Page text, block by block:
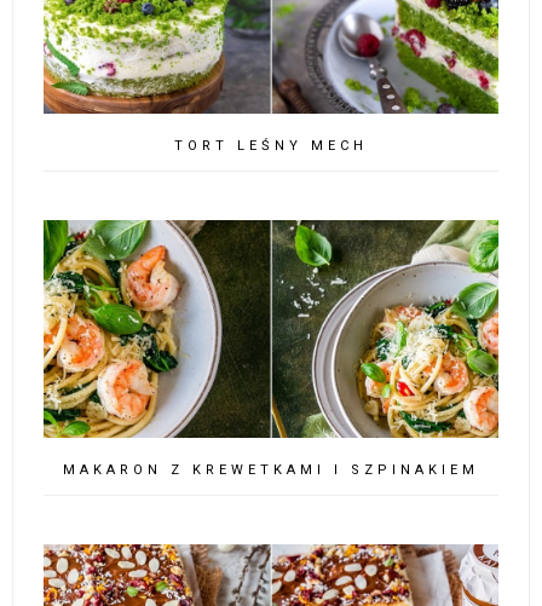
TORT LEŚNY MECH
MAKARON Z KREWETKAMI I SZPINAKIEM